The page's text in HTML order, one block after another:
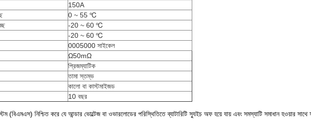
150A
0 ~ 55 ℃
-20 ~ 60 ℃
-20 ~ 60 ℃
0005000 সাইকেল
Ω50mΩ
প্রিজম্যাটিক
তামা স্তম্ভ
কালো বা কাস্টমাইজড
10 বছর
(বিএমএস) নিশ্চিত করে যে আন্ডার ভোল্টেজ বা ওভারলোডের পরিস্থিতিতে ব্যাটারিটি স্যুইচ অফ হয়ে যায় এবং সমস্যাটি সমাধান হওয়ার